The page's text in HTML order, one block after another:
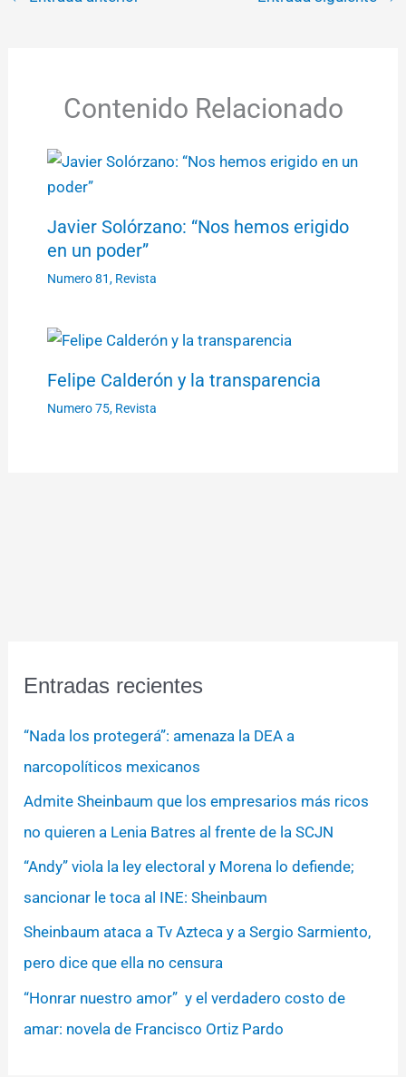
Contenido Relacionado
Javier Solórzano: “Nos hemos erigido
en un poder”
Numero 81, Revista
Felipe Calderón y la transparencia
Numero 75, Revista
Entradas recientes
“Nada los protegerá”: amenaza la DEA a
narcopolíticos mexicanos
Admite Sheinbaum que los empresarios más ricos
no quieren a Lenia Batres al frente de la SCJN
“Andy” viola la ley electoral y Morena lo defiende;
sancionar le toca al INE: Sheinbaum
Sheinbaum ataca a Tv Azteca y a Sergio Sarmiento,
pero dice que ella no censura
“Honrar nuestro amor” y el verdadero costo de
amar: novela de Francisco Ortiz Pardo